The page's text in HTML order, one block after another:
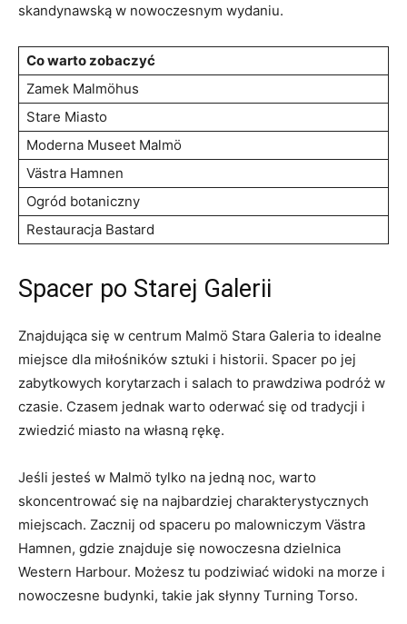
skandynawską w nowoczesnym wydaniu.
Co ​warto zobaczyć
Zamek Malmöhus
Stare Miasto
Moderna Museet Malmö
Västra‌ Hamnen
Ogród botaniczny
Restauracja‌ Bastard
Spacer po Starej Galerii
Znajdująca się w centrum Malmö Stara Galeria to idealne
⁣miejsce dla⁤ miłośników sztuki i historii. Spacer po ‌jej
zabytkowych korytarzach i ‍salach to prawdziwa podróż w
czasie. Czasem jednak warto oderwać się⁢ od tradycji ‍i
zwiedzić miasto na własną rękę.
Jeśli jesteś w Malmö ‌tylko na jedną noc, warto
skoncentrować się na najbardziej charakterystycznych
‍miejscach. Zacznij od spaceru po malowniczym ⁤Västra
Hamnen, gdzie znajduje się nowoczesna ‍dzielnica‌
Western Harbour. Możesz tu⁣ podziwiać widoki na morze i
nowoczesne budynki, takie jak słynny Turning Torso.